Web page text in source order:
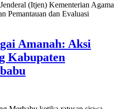
(Itjen) Kementerian Agama
Pemantauan dan Evaluasi
Amanah: Aksi
Kabupaten